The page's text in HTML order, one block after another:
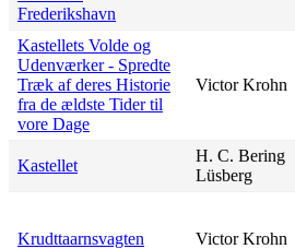
Frederikshavn
Kastellets Volde og
Udenværker - Spredte
Træk af deres Historie
fra de ældste Tider til
vore Dage
Victor Krohn
Kastellet
H. C. Bering
Lüsberg
Krudttaarnsvagten Victor Krohn